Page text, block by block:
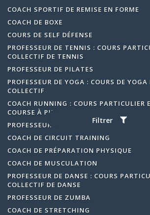
Filtrer
COACH SPORTIF DE REMISE EN FORME
COACH DE BOXE
COURS DE SELF DÉFENSE
PROFESSEUR DE TENNIS : COURS
COLLECTIF DE TENNIS
PROFESSEUR DE PILATES
PROFESSEUR DE YOGA : COURS DE
COLLECTIF
COACH RUNNING : COURS PARTICULIER
COURSE À PIED
PROFESSEUR DE GOLF
COACH DE CIRCUIT TRAINING
COACH DE PRÉPARATION PHYSIQUE
COACH DE MUSCULATION
PROFESSEUR DE DANSE : COURS
COLLECTIF DE DANSE
PROFESSEUR DE ZUMBA
COACH DE STRETCHING